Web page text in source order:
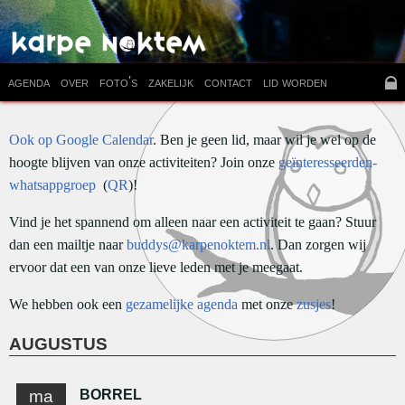
agenda over foto's zakelijk contact lid worden
Ook op Google Calendar. Ben je geen lid, maar wil je wel op de
hoogte blijven van onze activiteiten? Join onze geïnteresseerden-
whatsappgroep
QR !
Vind je het spannend om alleen naar een activiteit te gaan? Stuur
dan een mailtje naarbuddys@karpenoktem.nl. Dan zorgen wij
ervoor dat een van onze lieve leden met je meegaat.
We hebben ook een gezamelijke agenda met onzezusjes!
AUGUSTUS
ma
BORREL